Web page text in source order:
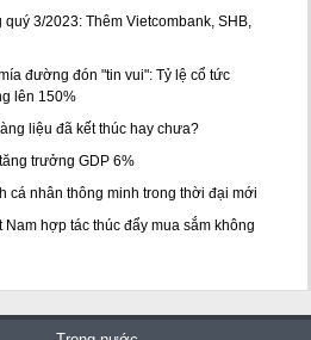
3/2023: Thêm Vietcombank, SHB,
đường đón "tin vui": Tỷ lệ cổ tức
lên 150%
liệu đã kết thúc hay chưa?
trưởng GDP 6%
cá nhân thông minh trong thời đại mới
hợp tác thúc đẩy mua sắm không